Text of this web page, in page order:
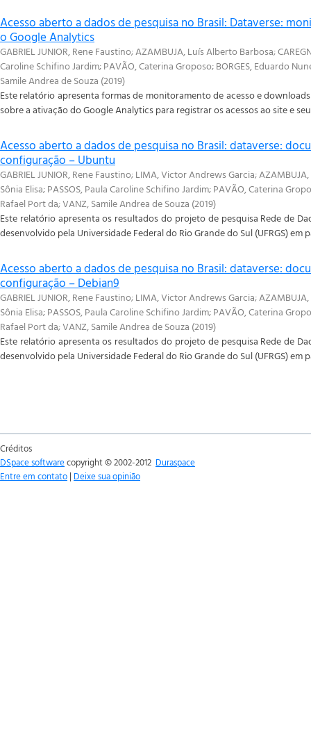
Acesso aberto a dados de pesquisa no Brasil: Dataverse:
o Google Analytics
GABRIEL JUNIOR, Rene Faustino;AZAMBUJA, Luís Alberto Barbosa;
Caroline Schifino Jardim;PAVÃO, Caterina Groposo;BORGES, Eduardo
Samile Andrea de Souza (2019)
Este relatório apresenta formas de monitoramento de acesso e
sobre a ativação do Google Analytics para registrar os acessos ao site e
Acesso aberto a dados de pesquisa no Brasil: dataverse:
configuração – Ubuntu
GABRIEL JUNIOR, Rene Faustino;LIMA, Victor Andrews Garcia;
Sônia Elisa;PASSOS, Paula Caroline Schifino Jardim;PAVÃO, Caterina
Rafael Port da;VANZ, Samile Andrea de Souza (2019)
Este relatório apresenta os resultados do projeto de pesquisa Rede de
desenvolvido pela Universidade Federal do Rio Grande do Sul (UFRGS) em
Acesso aberto a dados de pesquisa no Brasil: dataverse:
configuração – Debian9
GABRIEL JUNIOR, Rene Faustino;LIMA, Victor Andrews Garcia;
Sônia Elisa;PASSOS, Paula Caroline Schifino Jardim;PAVÃO, Caterina
Rafael Port da;VANZ, Samile Andrea de Souza (2019)
Este relatório apresenta os resultados do projeto de pesquisa Rede de
desenvolvido pela Universidade Federal do Rio Grande do Sul (UFRGS) em
Créditos
DSpace softwarecopyright © 2002-2012 Duraspace
Entre em contato | Deixe sua opinião